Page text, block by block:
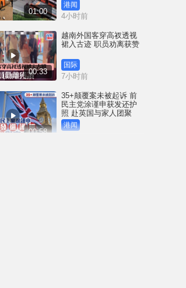
01:00
港闻
4小时前
00:33
越南外国客穿高衩透视
裙入古迹 职员劝离获赞
国际
7小时前
00:58
35+颠覆案未被起诉 前
民主党涂谨申获发还护
照 赴英国与家人团聚
港闻